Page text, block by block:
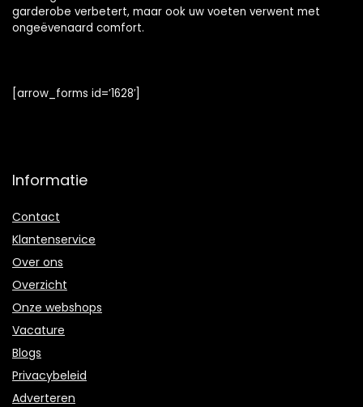
garderobe verbetert, maar ook uw voeten verwent met
ongeëvenaard comfort.
[arrow_forms id=’1628′]
Informatie
Contact
Klantenservice
Over ons
Overzicht
Onze webshops
Vacature
Blogs
Privacybeleid
Adverteren